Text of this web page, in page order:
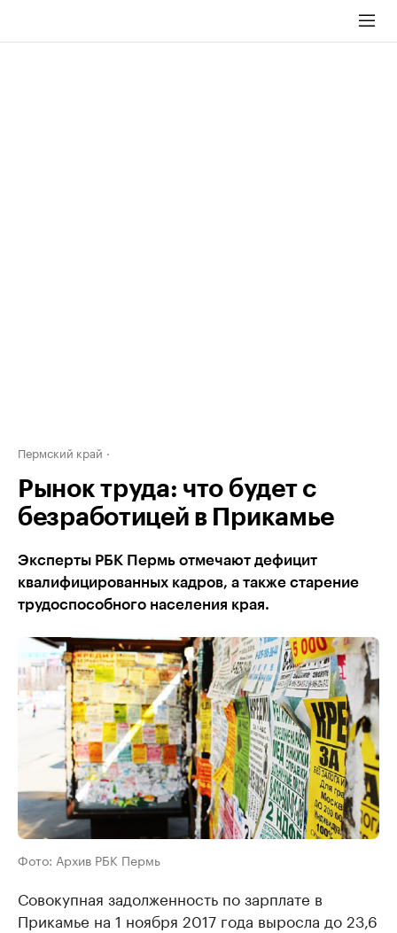
Пермский край
Рынок труда: что будет с
безработицей в Прикамье
Эксперты РБК Пермь отмечают дефицит
квалифицированных кадров, а также старение
трудоспособного населения края.
Фото: Архив РБК Пермь
Совокупная задолженность по зарплате в
Прикамье на 1 ноября 2017 года выросла до 23,6